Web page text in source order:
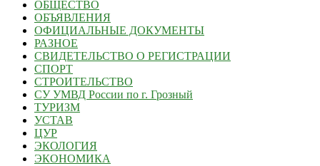
ОБЩЕСТВО
ОБЪЯВЛЕНИЯ
ОФИЦИАЛЬНЫЕ ДОКУМЕНТЫ
РАЗНОЕ
СВИДЕТЕЛЬСТВО О РЕГИСТРАЦИИ
СПОРТ
СТРОИТЕЛЬСТВО
СУ УМВД России по г. Грозный
ТУРИЗМ
УСТАВ
ЦУР
ЭКОЛОГИЯ
ЭКОНОМИКА